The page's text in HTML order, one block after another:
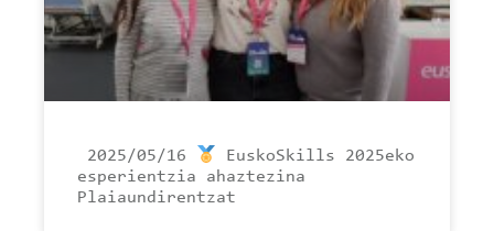
2025/05/16
EuskoSkills 2025eko
esperientzia ahaztezina
Plaiaundirentzat